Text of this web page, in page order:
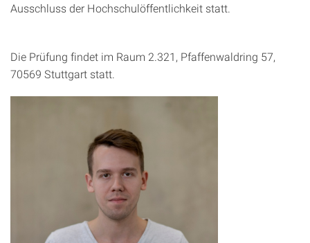
Ausschluss der Hochschulöffentlichkeit statt.
Die Prüfung findet im Raum 2.321, Pfaffenwaldring 57,
70569 Stuttgart statt.